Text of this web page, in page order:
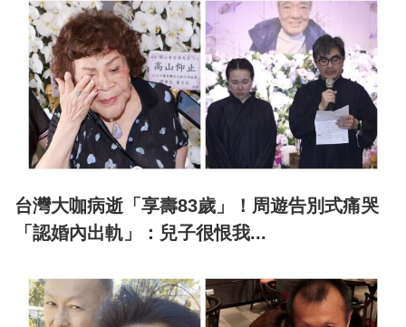
台灣大咖病逝「享壽83歲」！周遊告別式痛哭
「認婚內出軌」：兒子很恨我...